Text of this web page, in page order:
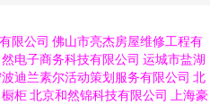
限公司 佛山市亮杰房屋维修工程有
电子商务科技有限公司 运城市盐湖
迪兰素尔活动策划服务有限公司 北
橱柜北京和然锦科技有限公司
上海豪